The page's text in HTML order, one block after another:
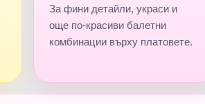
За фини детайли, украси и
още по-красиви балетни
комбинации върху платовете.